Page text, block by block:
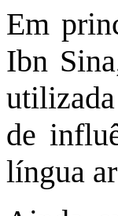
Em
Ibn
de
língua